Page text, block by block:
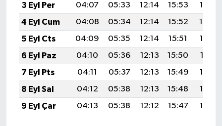
3 Eyl Per
04:07 05:33 12:14 15:53
18:46
4 Eyl Cum
04:08 05:34 12:14 15:52
18:44
5 Eyl Cts
04:09 05:35 12:14 15:51
18:43
6 Eyl Paz
04:10 05:36 12:13 15:50
18:41
7 Eyl Pts
04:11 05:37 12:13 15:49
18:39
8 Eyl Sal
04:12 05:38 12:13 15:48
18:38
9 Eyl Çar
04:13 05:38 12:12 15:47 18:36